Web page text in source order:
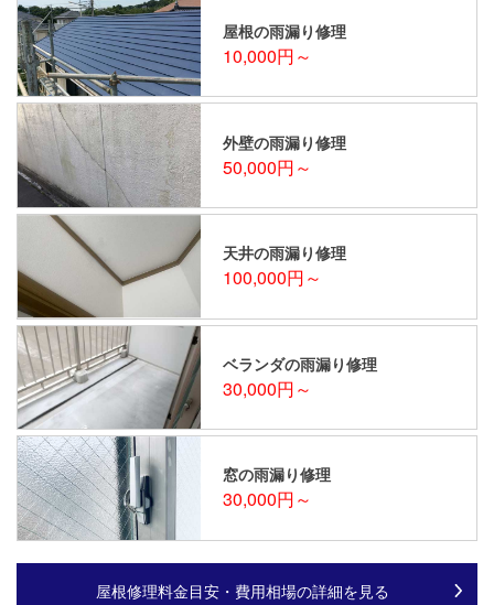
屋根の雨漏り修理
10,000円～
外壁の雨漏り修理
50,000円～
天井の雨漏り修理
100,000円～
ベランダの雨漏り修理
30,000円～
窓の雨漏り修理
30,000円～
屋根修理料金目安・費用相場の詳細を見る